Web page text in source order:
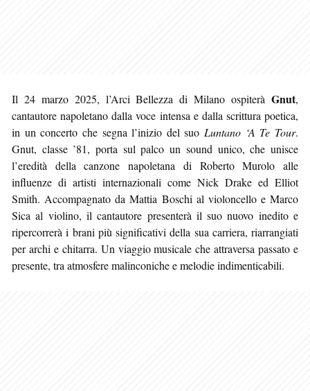
Il 24 marzo 2025, l’Arci Bellezza di Milano ospiterà Gnut,
cantautore napoletano dalla voce intensa e dalla scrittura poetica,
in un concerto che segna l’inizio del suo Luntano ‘A Te Tour.
Gnut, classe ’81, porta sul palco un sound unico, che unisce
l’eredità della canzone napoletana di Roberto Murolo alle
influenze di artisti internazionali come Nick Drake ed Elliot
Smith. Accompagnato da Mattia Boschi al violoncello e Marco
Sica al violino, il cantautore presenterà il suo nuovo inedito e
ripercorrerà i brani più significativi della sua carriera, riarrangiati
per archi e chitarra. Un viaggio musicale che attraversa passato e
presente, tra atmosfere malinconiche e melodie indimenticabili.